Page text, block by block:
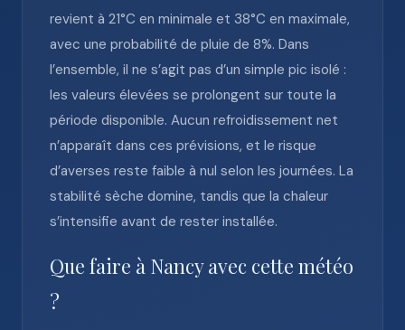
revient à 21°C en minimale et 38°C en maximale,
avec une probabilité de pluie de 8%. Dans
l’ensemble, il ne s’agit pas d’un simple pic isolé :
les valeurs élevées se prolongent sur toute la
période disponible. Aucun refroidissement net
n’apparaît dans ces prévisions, et le risque
d’averses reste faible à nul selon les journées. La
stabilité sèche domine, tandis que la chaleur
s’intensifie avant de rester installée.
Que faire à Nancy avec cette météo
?